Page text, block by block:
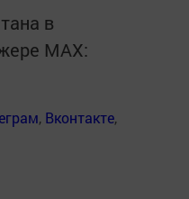
в
MАХ:
, Вконтакте,